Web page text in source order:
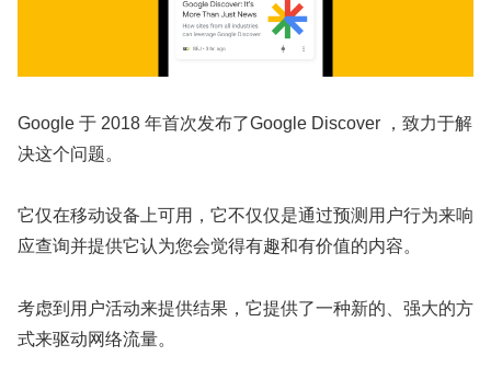
Google 于 2018 年首次发布了Google Discover ，致力于解
决这个问题。
它仅在移动设备上可用，它不仅仅是通过预测用户行为来响
应查询并提供它认为您会觉得有趣和有价值的内容。
考虑到用户活动来提供结果，它提供了一种新的、强大的方
式来驱动网络流量。